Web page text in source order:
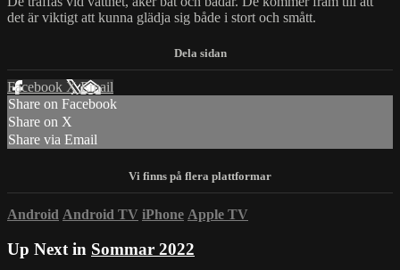
det är viktigt att kunna glädja sig både i stort och smått.
Facebook XEmail
Share on Facebook
Share on X
Share via Email
Android Android TV iPhone Apple TV
Up Next in Sommar 2022